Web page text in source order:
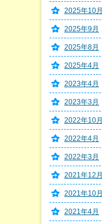
2025年10月
2025年9月
2025年8月
2025年4月
2023年4月
2023年3月
2022年10月
2022年4月
2022年3月
2021年12月
2021年10月
2021年4月